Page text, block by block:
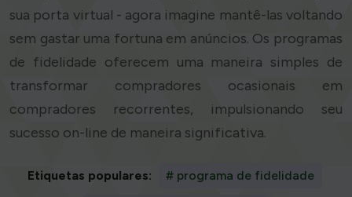
sua porta virtual - agora imagine mantê-las voltando
sem gastar uma fortuna em anúncios. Os programas
de fidelidade oferecem uma maneira simples de
transformar compradores ocasionais em
compradores recorrentes, impulsionando seu
sucesso on-line de maneira significativa.
Etiquetas populares: # programa de fidelidade